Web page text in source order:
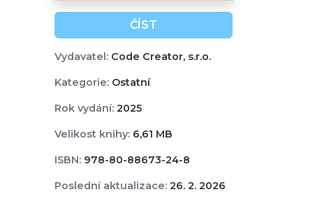
ČÍST
Vydavatel:Code Creator, s.r.o.
Kategorie:Ostatní
Rok vydání:2025
Velikost knihy:6,61 MB
ISBN:978-80-88673-24-8
Poslední aktualizace:26. 2. 2026